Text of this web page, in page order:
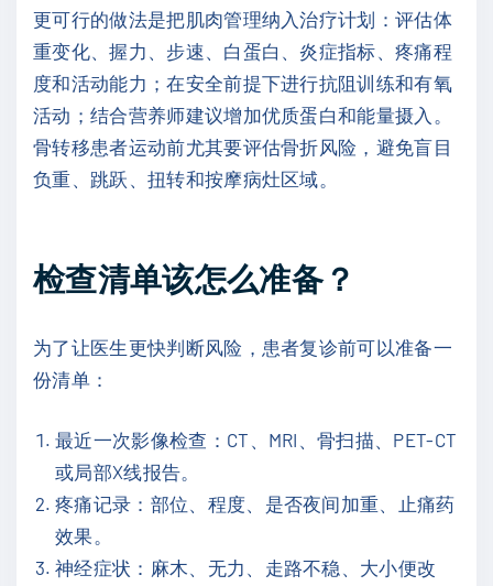
更可行的做法是把肌肉管理纳入治疗计划：评估体
重变化、握力、步速、白蛋白、炎症指标、疼痛程
度和活动能力；在安全前提下进行抗阻训练和有氧
活动；结合营养师建议增加优质蛋白和能量摄入。
骨转移患者运动前尤其要评估骨折风险，避免盲目
负重、跳跃、扭转和按摩病灶区域。
检查清单该怎么准备？
为了让医生更快判断风险，患者复诊前可以准备一
份清单：
最近一次影像检查：CT、MRI、骨扫描、PET-CT
或局部X线报告。
疼痛记录：部位、程度、是否夜间加重、止痛药
效果。
神经症状：麻木、无力、走路不稳、大小便改